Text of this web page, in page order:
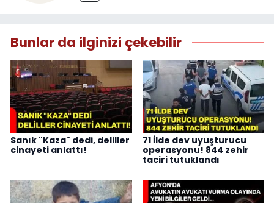
Bunlar da ilginizi çekebilir
Sanık "Kaza" dedi, deliller
cinayeti anlattı!
71 İlde dev uyuşturucu
operasyonu! 844 zehir
taciri tutuklandı